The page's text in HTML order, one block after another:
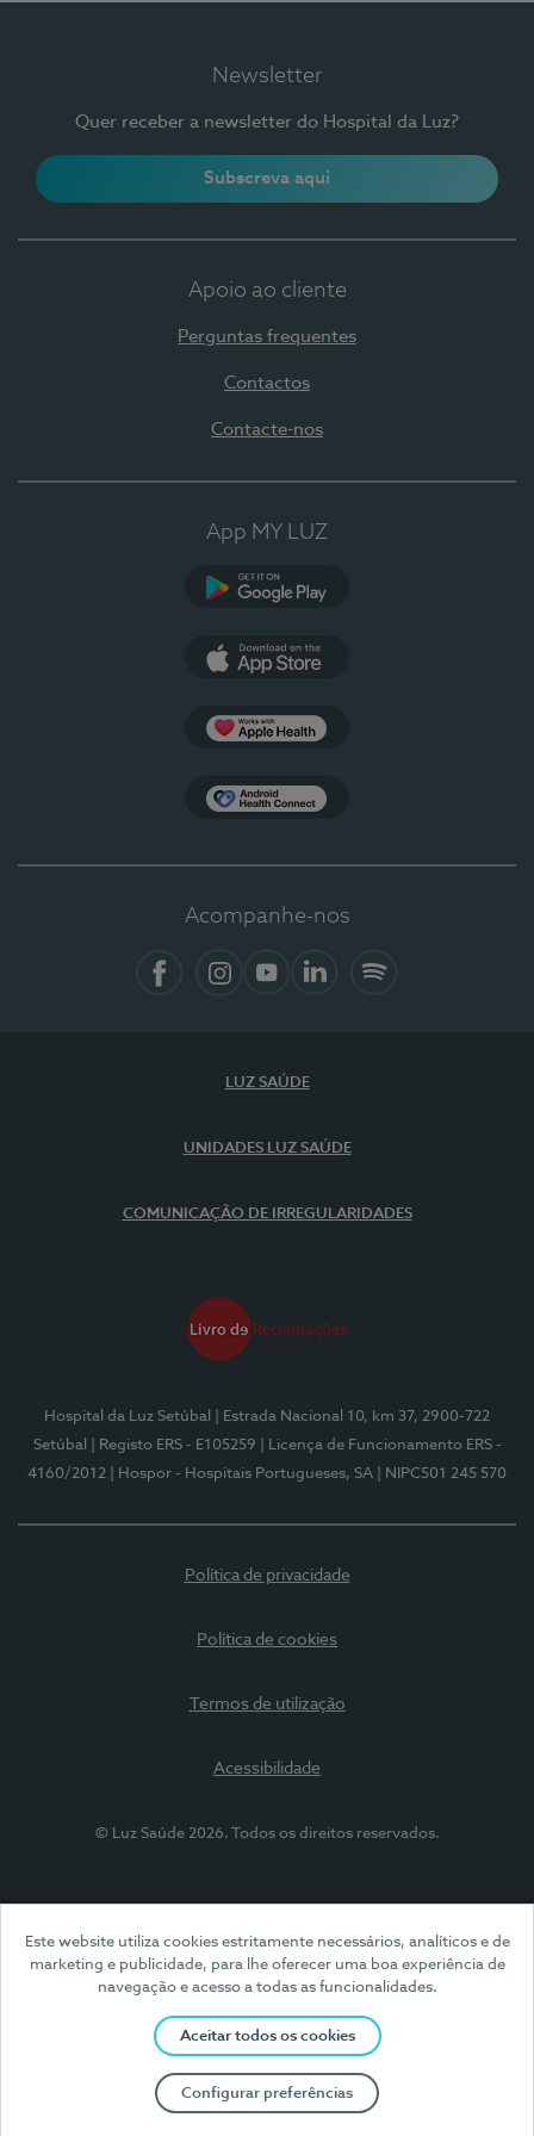
Este website utiliza cookies estritamente necessários, analíticos e de
marketing e publicidade, para lhe oferecer uma boa experiência de
navegação e acesso a todas as funcionalidades.
Aceitar todos os cookies
Configurar preferências
Newsletter
Quer receber a newsletter do Hospital da Luz?
Subscreva aqui
Apoio ao cliente
Perguntas frequentes
Contactos
Contacte-nos
App MY LUZ
Acompanhe-nos
LUZ SAÚDE
UNIDADES LUZ SAÚDE
COMUNICAÇÃO DE IRREGULARIDADES
Hospital da Luz Setúbal
| Estrada Nacional 10, km 37, 2900-722
Setúbal
| Registo ERS - E105259
| Licença de Funcionamento ERS -
4160/2012
| Hospor - Hospitais Portugueses, SA | NIPC501 245 570
Política de privacidade
Política de cookies
Termos de utilização
Acessibilidade
© Luz Saúde 2026. Todos os direitos reservados.